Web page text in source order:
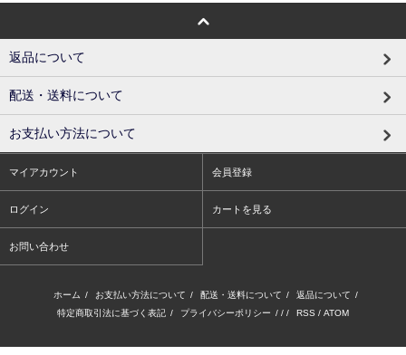
返品について
配送・送料について
お支払い方法について
マイアカウント 会員登録
ログイン カートを見る
お問い合わせ
ホーム / お支払い方法について / 配送・送料について / 返品について /
特定商取引法に基づく表記 / プライバシーポリシー / / / RSS / ATOM